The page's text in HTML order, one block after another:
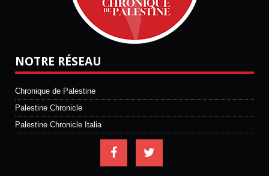
NOTRE RÉSEAU
Chronique de Palestine
Palestine Chronicle
Palestine Chronicle Italia